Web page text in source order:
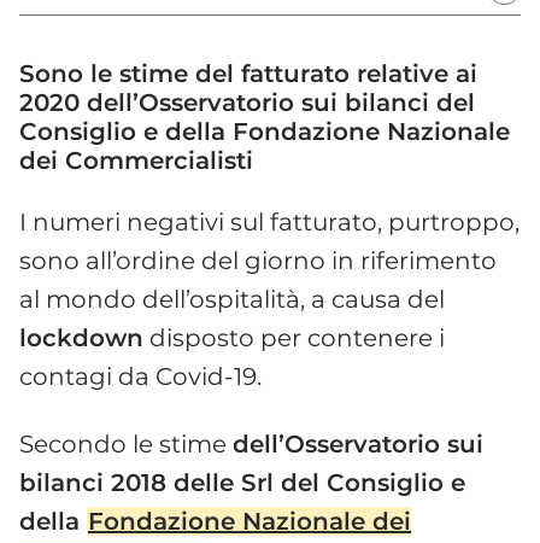
Sono le stime del fatturato relative ai
2020 dell’Osservatorio sui bilanci del
Consiglio e della Fondazione Nazionale
dei Commercialisti
I numeri negativi sul fatturato, purtroppo,
sono all’ordine del giorno in riferimento
al mondo dell’ospitalità, a causa del
lockdown disposto per contenere i
contagi da Covid-19.
Secondo le stime dell’Osservatorio sui
bilanci 2018 delle Srl del Consiglio e
della Fondazione Nazionale dei